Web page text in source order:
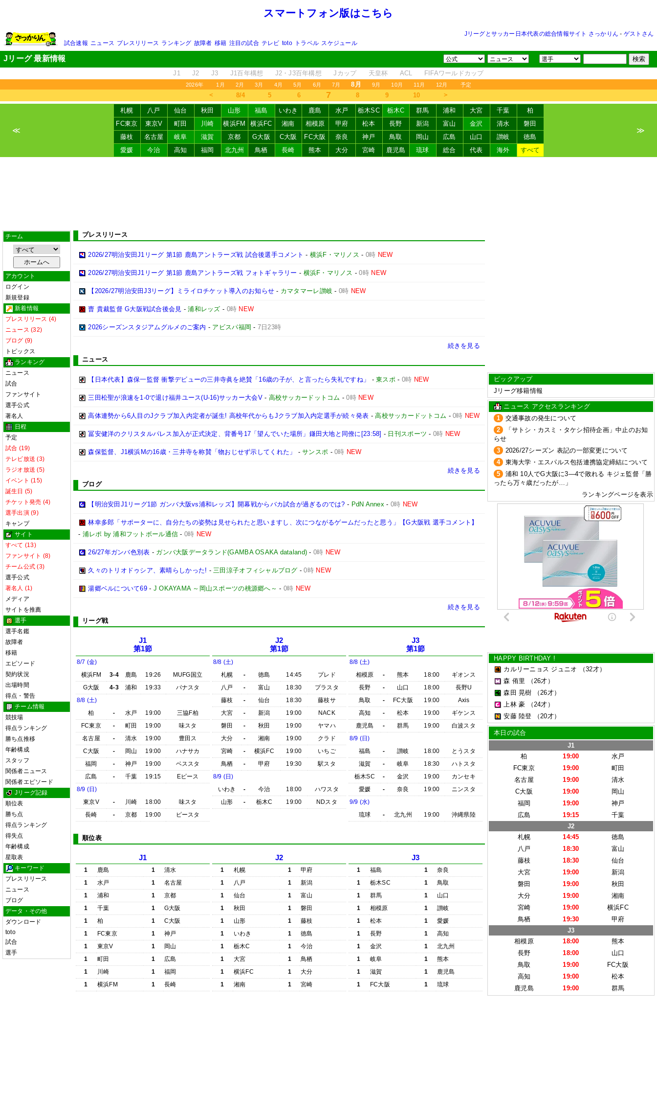
スマートフォン版はこちら
Jリーグとサッカー日本代表の総合情報サイト さっかりん - ゲストさん
試合速報 ニュース プレスリリース ランキング 故障者 移籍 注目の試合 テレビ toto トラベル スケジュール
Jリーグ 最新情報
J1 J2 J3 J1百年構想 J2・J3百年構想 Jカップ 天皇杯 ACL FIFAワールドカップ
2026年 1月 2月 3月 4月 5月 6月 7月 8月 9月 10月 11月 12月 予定
＜ 8/4 5 6 7 8 9 10 ＞
≪
札幌 八戸 仙台 秋田 山形 福島 いわき 鹿島 水戸 栃木SC 栃木C 群馬 浦和 大宮 千葉
柏
FC東京
東京V 町田 川崎 横浜FM 横浜FC 湘南 相模原 甲府 松本 長野 新潟 富山 金沢 清水
磐田
藤枝
名古屋 岐阜 滋賀 京都 G大阪 C大阪 FC大阪 奈良 神戸 鳥取 岡山 広島 山口 讃岐
徳島
愛媛
今治 高知 福岡 北九州 鳥栖 長崎 熊本 大分 宮崎 鹿児島 琉球 総合 代表 海外 すべて
≫
チーム
アカウント
ログイン
新規登録
新着情報
プレスリリース (4)
ニュース (32)
ブログ (9)
トピックス
ランキング
ニュース
試合
ファンサイト
選手公式
著名人
日程
予定
試合 (19)
テレビ放送 (3)
ラジオ放送 (5)
イベント (15)
誕生日 (5)
チケット発売 (4)
選手出演 (9)
キャンプ
サイト
すべて (13)
ファンサイト (8)
チーム公式 (3)
選手公式
著名人 (1)
メディア
サイトを推薦
選手
選手名鑑
故障者
移籍
エピソード
契約状況
出場時間
得点・警告
チーム情報
競技場
得点ランキング
勝ち点推移
年齢構成
スタッフ
関係者ニュース
関係者エピソード
Jリーグ記録
順位表
勝ち点
得点ランキング
得失点
年齢構成
星取表
キーワード
プレスリリース
ニュース
ブログ
データ・その他
ダウンロード
toto
試合
選手
プレスリリース
2026/27明治安田J1リーグ 第1節 鹿島アントラーズ戦 試合後選手コメント - 横浜F・マリノス - 0時 NEW
2026/27明治安田J1リーグ 第1節 鹿島アントラーズ戦 フォトギャラリー - 横浜F・マリノス -0時 NEW
【2026/27明治安田J3リーグ】ミライロチケット導入のお知らせ - カマタマーレ讃岐 - 0時 NEW
曺 貴裁監督 G大阪戦試合後会見 -浦和レッズ - 0時 NEW
2026シーズンスタジアムグルメのご案内 - アビスパ福岡 - 7日23時
続きを見る
ニュース
【日本代表】森保一監督 衝撃デビューの三井寺眞を絶賛「16歳の子が、と言ったら失礼ですね」 -東スポ- 0時 NEW
三田松聖が浪速を1-0で退け福井ユース(U-16)サッカー大会V- 高校サッカードットコム -0時 NEW
高体連勢から6人目のJクラブ加入内定者が誕生! 高校年代からもJクラブ加入内定選手が続々発表 -高校サッカードットコム -0時 NEW
冨安健洋のクリスタルパレス加入が正式決定、背番号17「望んでいた場所」鎌田大地と同僚に[23:58] - 日刊スポーツ - 0時 NEW
森保監督、J1横浜Mの16歳・三井寺を称賛「物おじせず示してくれた」 -サンスポ -0時 NEW
続きを見る
ブログ
【明治安田J1リーグ1節 ガンバ大阪vs浦和レッズ】開幕戦からバカ試合が過ぎるのでは? - PdN Annex- 0時 NEW
林幸多郎「サポーターに、自分たちの姿勢は見せられたと思いますし、次につながるゲームだったと思う」【G大阪戦 選手コメント】
- 浦レポ by 浦和フットボール通信 - 0時 NEW
26/27年ガンバ色別表 - ガンバ大阪データランド(GAMBA OSAKA dataland) - 0時 NEW
久々のトリオドゥシア、素晴らしかった! -三田涼子オフィシャルブログ -0時 NEW
湯郷ベルについて69- J OKAYAMA ～岡山スポーツの桃源郷へ～ - 0時 NEW
続きを見る
リーグ戦
J1
第1節
8/7 (金)
横浜FM
3-4 鹿島 19:26
MUFG国立
G大阪
4-3 浦和 19:33
パナスタ
8/8 (土)
柏
- 水戸 19:00
三協F柏
FC東京
- 町田 19:00
味スタ
名古屋
- 清水 19:00
豊田ス
C大阪
- 岡山 19:00
ハナサカ
福岡
- 神戸 19:00
ベススタ
広島
- 千葉 19:15
Eピース
8/9 (日)
東京V
- 川崎 18:00
味スタ
長崎
- 京都 19:00 ピースタ
J2
第1節
8/8 (土)
札幌
- 徳島 14:45
プレド
八戸
- 富山 18:30
プラスタ
藤枝
- 仙台 18:30
藤枝サ
大宮
- 新潟 19:00
NACK
磐田
- 秋田 19:00
ヤマハ
大分
- 湘南 19:00
クラド
宮崎
- 横浜FC 19:00
いちご
鳥栖
- 甲府 19:30
駅スタ
8/9 (日)
いわき
- 今治 18:00
ハワスタ
山形
- 栃木C 19:00 NDスタ
J3
第1節
8/8 (土)
相模原
- 熊本 18:00
ギオンス
長野
- 山口 18:00
長野U
鳥取
- FC大阪 19:00
Axis
高知
- 松本 19:00
ギケンス
鹿児島
- 群馬 19:00
白波スタ
8/9 (日)
福島
- 讃岐 18:00
とうスタ
滋賀
- 岐阜 18:30
ハトスタ
栃木SC
- 金沢 19:00
カンセキ
愛媛
- 奈良 19:00
ニンスタ
9/9 (水)
琉球
- 北九州 19:00 沖縄県陸
順位表
J1
1 鹿島 1
清水
1
水戸 1
名古屋
1
浦和 1
京都
1
千葉 1
G大阪
1
柏 1
C大阪
1
FC東京 1
神戸
1
東京V 1
岡山
1
町田 1
広島
1
川崎 1
福岡
1
横浜FM 1 長崎
J2
1 札幌 1
甲府
1
八戸 1
新潟
1
仙台 1
富山
1
秋田 1
磐田
1
山形 1
藤枝
1
いわき 1
徳島
1
栃木C 1
今治
1
大宮 1
鳥栖
1
横浜FC 1
大分
1
湘南 1 宮崎
J3
1 福島 1
奈良
1
栃木SC 1
鳥取
1
群馬 1
山口
1
相模原 1
讃岐
1
松本 1
愛媛
1
長野 1
高知
1
金沢 1
北九州
1
岐阜 1
熊本
1
滋賀 1
鹿児島
1
FC大阪 1 琉球
ピックアップ
Jリーグ移籍情報
ニュース アクセスランキング
1
交通事故の発生について
2
「サトシ・カスミ・タケシ招待企画」中止のお知
らせ
3
2026/27シーズン 表記の一部変更について
4
東海大学・エスパルス包括連携協定締結について
5
浦和 10人でG大阪に3―4で敗れる キジェ監督「勝
ったら万々歳だったが…」
ランキングページを表示
HAPPY BIRTHDAY !
カルリーニョス ジュニオ
（32才）
森 侑里
（26才）
森田 晃樹
（26才）
上林 豪
（24才）
安藤 陸登
（20才）
本日の試合
J1
柏
19:00
水戸
FC東京
19:00
町田
名古屋
19:00
清水
C大阪
19:00
岡山
福岡
19:00
神戸
広島
19:15
千葉
J2
札幌
14:45
徳島
八戸
18:30
富山
藤枝
18:30
仙台
大宮
19:00
新潟
磐田
19:00
秋田
大分
19:00
湘南
宮崎
19:00
横浜FC
鳥栖
19:30
甲府
J3
相模原
18:00
熊本
長野
18:00
山口
鳥取
19:00
FC大阪
高知
19:00
松本
鹿児島
19:00 群馬